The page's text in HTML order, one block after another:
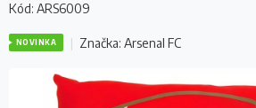
Kód: ARS6009
NOVINKA Značka:Arsenal FC